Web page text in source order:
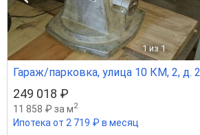
1 из 1
Гараж/парковка, улица 10 КМ, 2, д.
249 018 ₽
11 858 ₽ за м2
Ипотека от 2 719 ₽ в месяц